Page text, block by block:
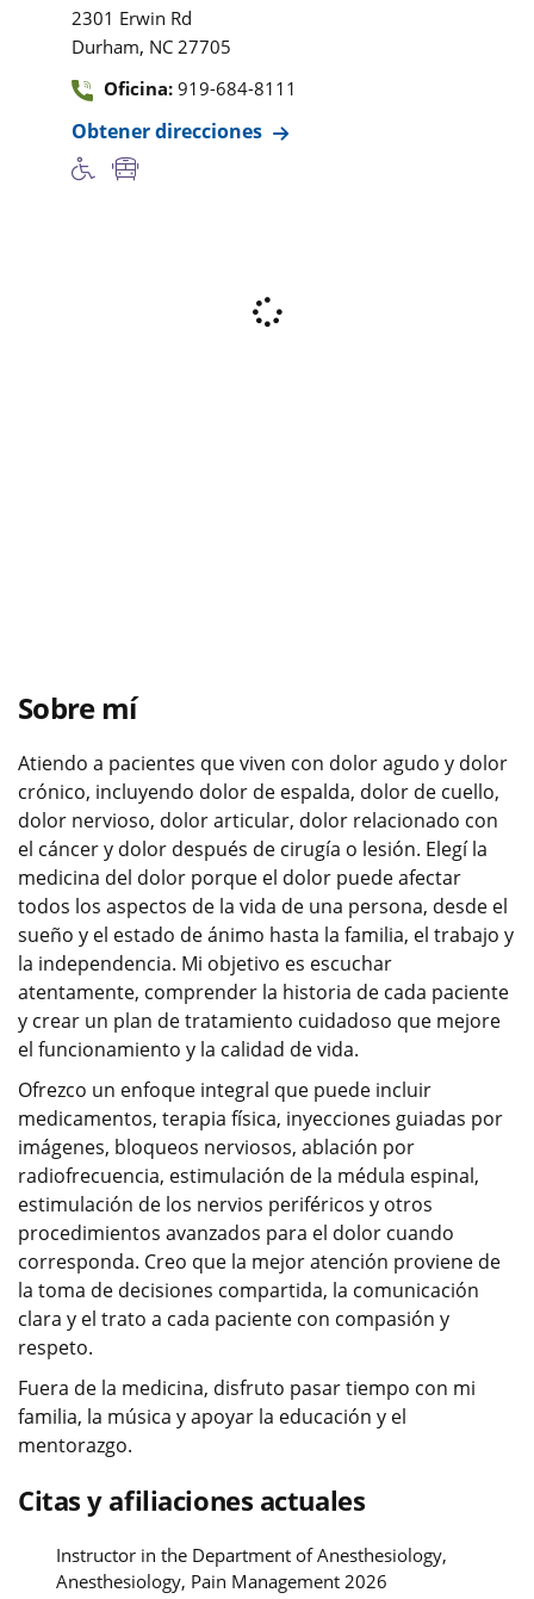
2301 Erwin Rd
Durham, NC 27705
Oficina: 919-684-8111
Obtener direcciones
Sobre mí
Atiendo a pacientes que viven con dolor agudo y dolor
crónico, incluyendo dolor de espalda, dolor de cuello,
dolor nervioso, dolor articular, dolor relacionado con
el cáncer y dolor después de cirugía o lesión. Elegí la
medicina del dolor porque el dolor puede afectar
todos los aspectos de la vida de una persona, desde el
sueño y el estado de ánimo hasta la familia, el trabajo y
la independencia. Mi objetivo es escuchar
atentamente, comprender la historia de cada paciente
y crear un plan de tratamiento cuidadoso que mejore
el funcionamiento y la calidad de vida.
Ofrezco un enfoque integral que puede incluir
medicamentos, terapia física, inyecciones guiadas por
imágenes, bloqueos nerviosos, ablación por
radiofrecuencia, estimulación de la médula espinal,
estimulación de los nervios periféricos y otros
procedimientos avanzados para el dolor cuando
corresponda. Creo que la mejor atención proviene de
la toma de decisiones compartida, la comunicación
clara y el trato a cada paciente con compasión y
respeto.
Fuera de la medicina, disfruto pasar tiempo con mi
familia, la música y apoyar la educación y el
mentorazgo.
Citas y afiliaciones actuales
Instructor in the Department of Anesthesiology,
Anesthesiology, Pain Management 2026